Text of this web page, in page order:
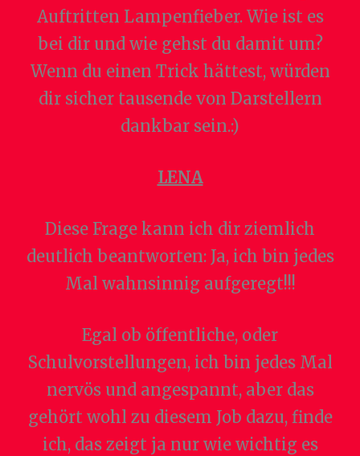
Auftritten Lampenfieber. Wie ist es
bei dir und wie gehst du damit um?
Wenn du einen Trick hättest, würden
dir sicher tausende von Darstellern
dankbar sein.:)
LENA
Diese Frage kann ich dir ziemlich
deutlich beantworten: Ja, ich bin jedes
Mal wahnsinnig aufgeregt!!!
Egal ob öffentliche, oder
Schulvorstellungen, ich bin jedes Mal
nervös und angespannt, aber das
gehört wohl zu diesem Job dazu, finde
ich, das zeigt ja nur wie wichtig es